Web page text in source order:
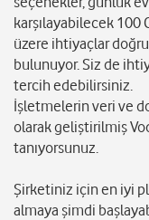
karşılayabilecek 100
üzere ihtiyaçlar
bulunuyor. Siz de
tercih edebilirsiniz.
İşletmelerin veri ve
olarak geliştirilmiş
tanıyorsunuz.
Şirketiniz için en iyi
almaya şimdi